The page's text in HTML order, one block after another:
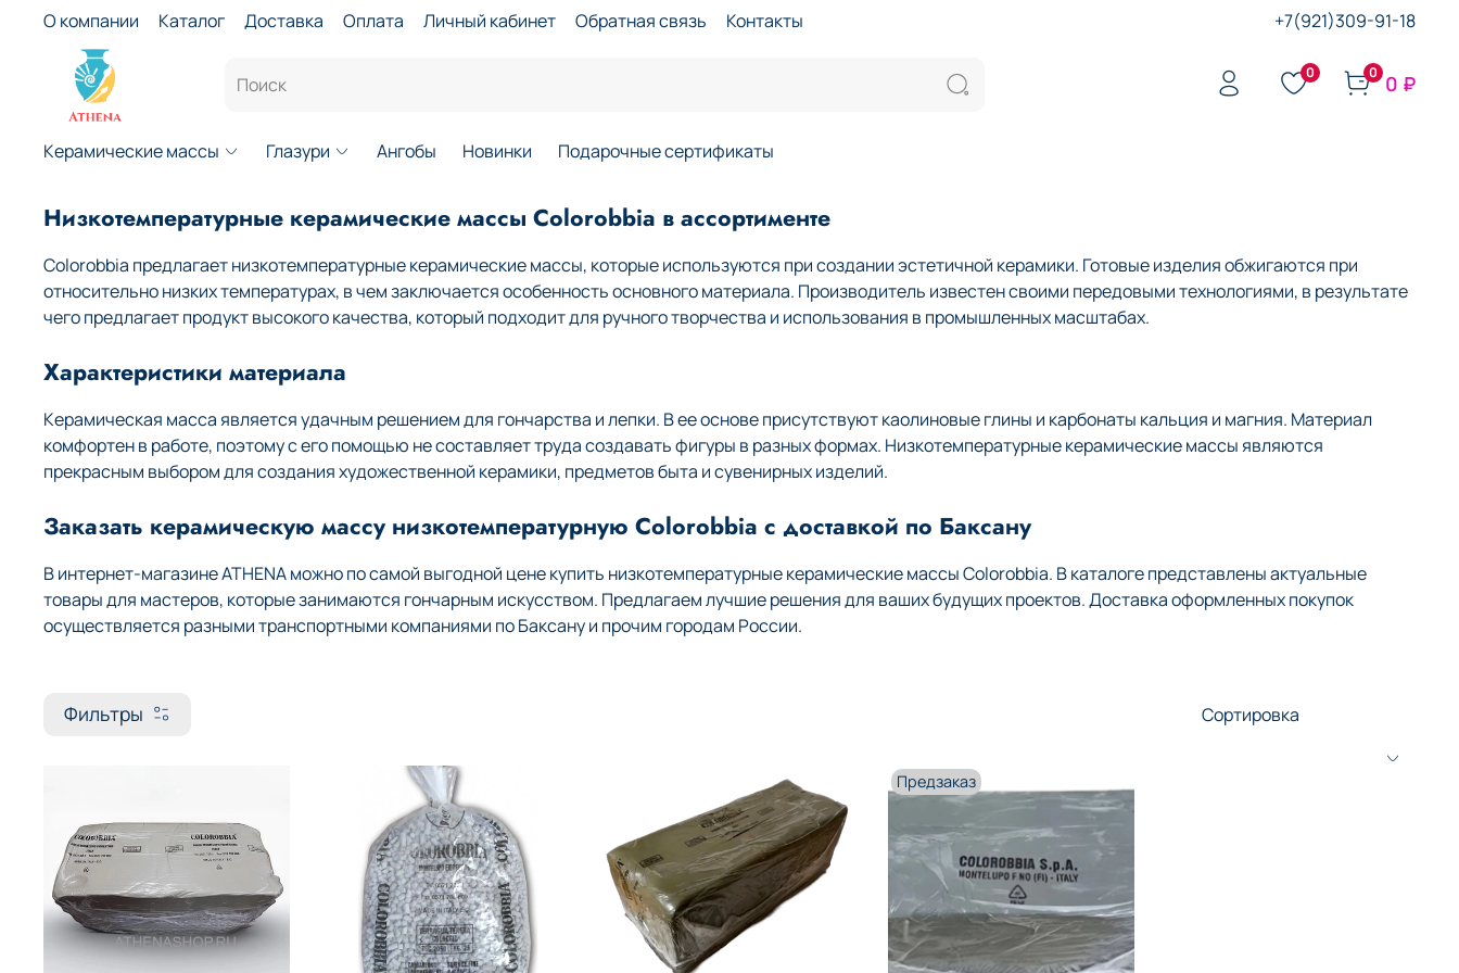
О компании Каталог Доставка Оплата Личный кабинет Обратная связь Контакты +7(921)309-91-18
0 0 0 ₽
Керамические массы Глазури Ангобы Новинки Подарочные сертификаты
Низкотемпературные керамические массы Colorobbia в ассортименте
Colorobbia предлагает низкотемпературные керамические массы, которые используются при создании эстетичной керамики. Готовые изделия обжигаются при
относительно низких температурах, в чем заключается особенность основного материала. Производитель известен своими передовыми технологиями, в результате
чего предлагает продукт высокого качества, который подходит для ручного творчества и использования в промышленных масштабах.
Характеристики материала
Керамическая масса является удачным решением для гончарства и лепки. В ее основе присутствуют каолиновые глины и карбонаты кальция и магния. Материал
комфортен в работе, поэтому с его помощью не составляет труда создавать фигуры в разных формах. Низкотемпературные керамические массы являются
прекрасным выбором для создания художественной керамики, предметов быта и сувенирных изделий.
Заказать керамическую массу низкотемпературную Colorobbia с доставкой по Баксану
В интернет-магазине ATHENA можно по самой выгодной цене купить низкотемпературные керамические массы Colorobbia. В каталоге представлены актуальные
товары для мастеров, которые занимаются гончарным искусством. Предлагаем лучшие решения для ваших будущих проектов. Доставка оформленных покупок
осуществляется разными транспортными компаниями по Баксану и прочим городам России.
Фильтры
Предзаказ